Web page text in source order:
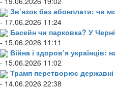
Зв’язок без абонплати: чи
- 17.06.2026 11:24
Басейн чи парковка? У
- 15.06.2026 11:11
Війна і здоров’я українців:
- 15.06.2026 11:02
Трамп перетворює
- 14.06.2026 22:38